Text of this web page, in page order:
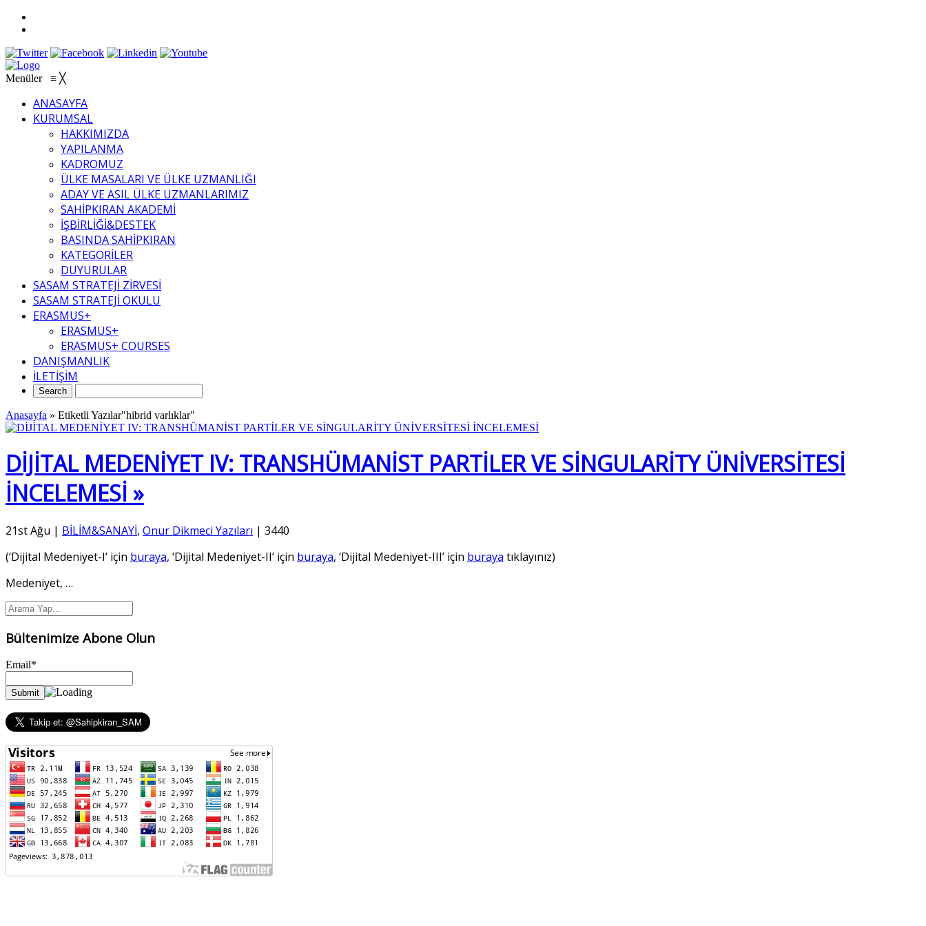
Menüler ≡ ╳
ANASAYFA
KURUMSAL
HAKKIMIZDA
YAPILANMA
KADROMUZ
ÜLKE MASALARI VE ÜLKE UZMANLIĞI
ADAY VE ASIL ÜLKE UZMANLARIMIZ
SAHİPKIRAN AKADEMİ
İŞBİRLİĞİ&DESTEK
BASINDA SAHİPKIRAN
KATEGORİLER
DUYURULAR
SASAM STRATEJİ ZİRVESİ
SASAM STRATEJİ OKULU
ERASMUS+
ERASMUS+
ERASMUS+ COURSES
DANIŞMANLIK
İLETİŞİM
Anasayfa » Etiketli Yazılar"hibrid varlıklar"
DİJİTAL MEDENİYET IV: TRANSHÜMANİST PARTİLER VE SİNGULARİTY ÜNİVERSİTESİ
İNCELEMESİ »
21st Ağu | BİLİM&SANAYİ, Onur Dikmeci Yazıları | 3440
(‘Dijital Medeniyet-I’ için buraya, ‘Dijital Medeniyet-II’ için buraya, ‘Dijital Medeniyet-III’ için buraya tıklayınız)
Medeniyet, …
Bültenimize Abone Olun
Email*